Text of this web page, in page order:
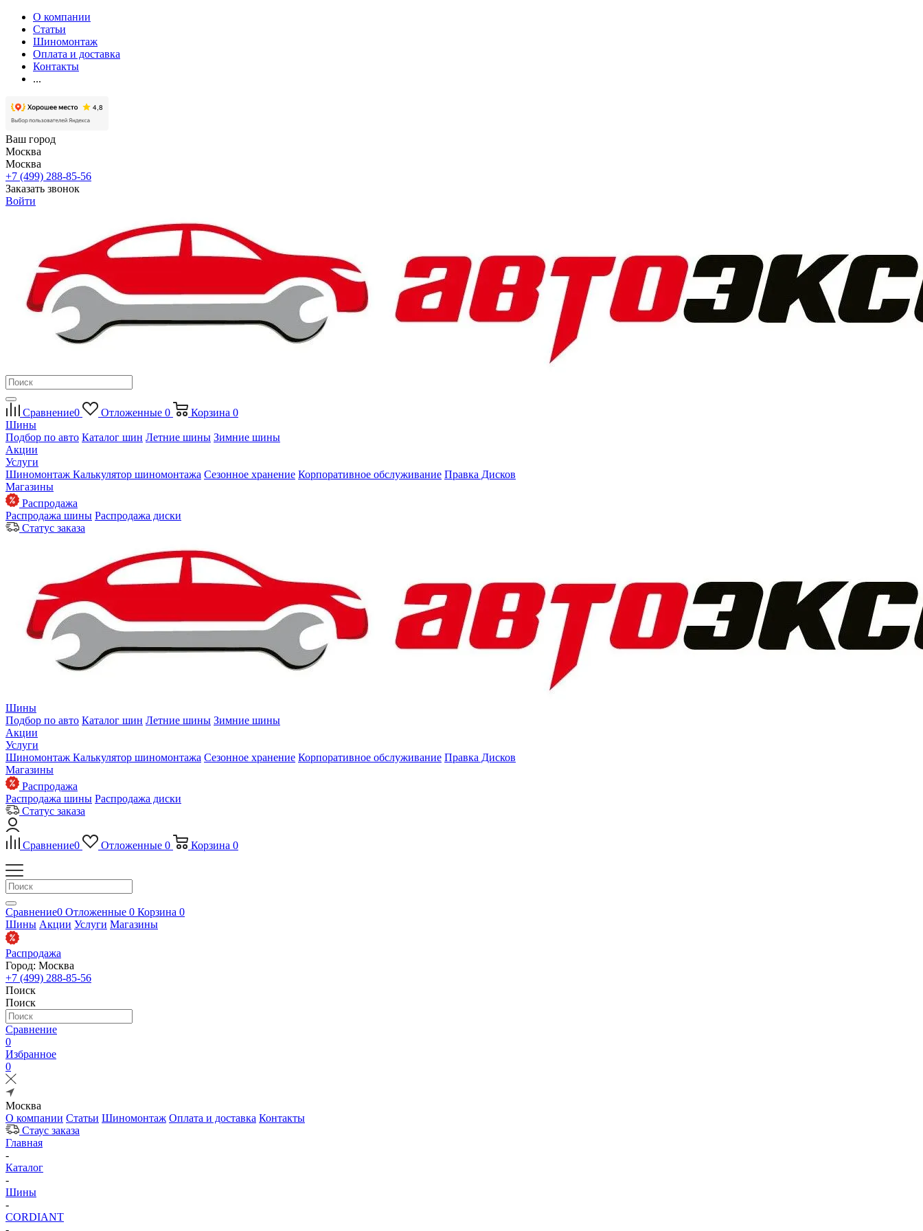
О компании
Статьи
Шиномонтаж
Оплата и доставка
Контакты
...
Ваш город
Москва
Москва
+7 (499) 288-85-56
Заказать звонок
Войти
Сравнение0 Отложенные 0 Корзина 0
Шины
Подбор по авто Каталог шин Летние шины Зимние шины
Акции
Услуги
Шиномонтаж Калькулятор шиномонтажа Сезонное хранение Корпоративное обслуживание Правка Дисков
Магазины
Распродажа
Распродажа шины Распродажа диски
Статус заказа
Шины
Подбор по авто Каталог шин Летние шины Зимние шины
Акции
Услуги
Шиномонтаж Калькулятор шиномонтажа Сезонное хранение Корпоративное обслуживание Правка Дисков
Магазины
Распродажа
Распродажа шины Распродажа диски
Статус заказа
Сравнение0 Отложенные 0 Корзина 0
Сравнение0 Отложенные 0 Корзина 0
Шины Акции Услуги Магазины
Распродажа
Город: Москва
+7 (499) 288-85-56
Поиск
Поиск
Сравнение
0
Избранное
0
Москва
О компании Статьи Шиномонтаж Оплата и доставка Контакты
Стаус заказа
Главная
-
Каталог
-
Шины
-
CORDIANT